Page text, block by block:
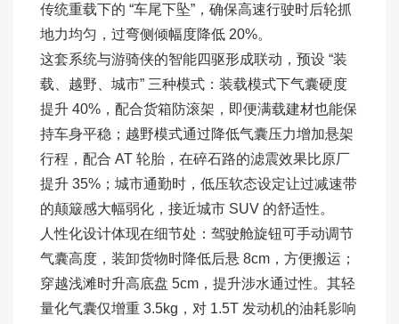
传统重载下的 “车尾下坠”，确保高速行驶时后轮抓
地力均匀，过弯侧倾幅度降低 20%。
这套系统与游骑侠的智能四驱形成联动，预设 “装
载、越野、城市” 三种模式：装载模式下气囊硬度
提升 40%，配合货箱防滚架，即便满载建材也能保
持车身平稳；越野模式通过降低气囊压力增加悬架
行程，配合 AT 轮胎，在碎石路的滤震效果比原厂
提升 35%；城市通勤时，低压软态设定让过减速带
的颠簸感大幅弱化，接近城市 SUV 的舒适性。
人性化设计体现在细节处：驾驶舱旋钮可手动调节
气囊高度，装卸货物时降低后悬 8cm，方便搬运；
穿越浅滩时升高底盘 5cm，提升涉水通过性。其轻
量化气囊仅增重 3.5kg，对 1.5T 发动机的油耗影响